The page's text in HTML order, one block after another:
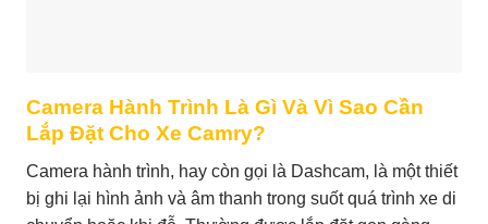
Camera Hành Trình Là Gì Và Vì Sao Cần
Lắp Đặt Cho Xe Camry?
Camera hành trình, hay còn gọi là Dashcam, là một thiết
bị ghi lại hình ảnh và âm thanh trong suốt quá trình xe di